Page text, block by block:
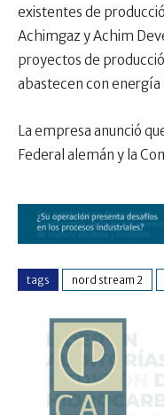
existentes de
Achimgaz y Achim
proyectos de
abastecen con energía
La empresa anunció
Federal alemán y la
tags nord stream 2